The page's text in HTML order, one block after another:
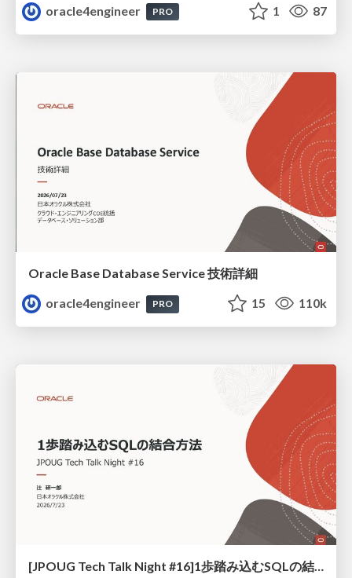
oracle4engineer
PRO 1 87
Oracle Base Database Service 技術詳細
oracle4engineer
PRO 15 110k
[JPOUG Tech Talk Night #16]1歩踏み込むSQLの結合方法